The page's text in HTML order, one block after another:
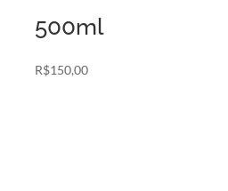
500ml
R$150,00